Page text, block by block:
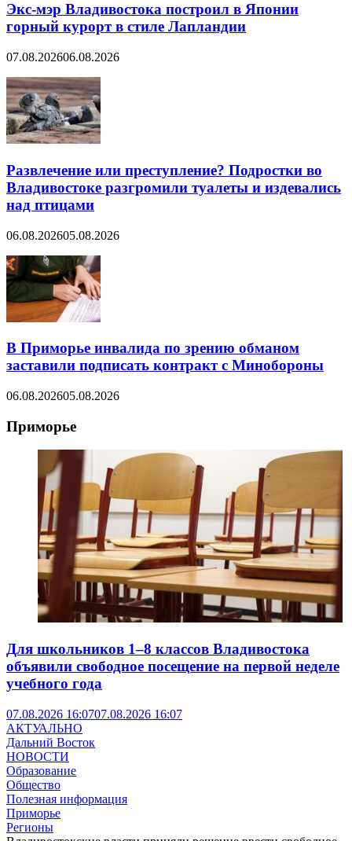
Экс-мэр Владивостока построил в Японии
горный курорт в стиле Лапландии
07.08.202606.08.2026
Развлечение или преступление? Подростки во
Владивостоке разгромили туалеты и издевались
над птицами
06.08.202605.08.2026
В Приморье инвалида по зрению обманом
заставили подписать контракт с Минобороны
06.08.202605.08.2026
Приморье
Для школьников 1–8 классов Владивостока
объявили свободное посещение на первой неделе
учебного года
07.08.2026 16:0707.08.2026 16:07
АКТУАЛЬНО
Дальний Восток
НОВОСТИ
Образование
Общество
Полезная информация
Приморье
Регионы